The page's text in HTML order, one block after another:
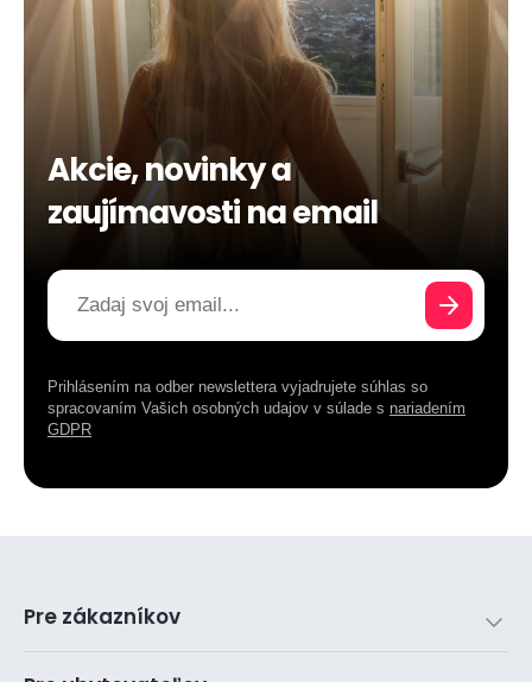
Akcie, novinky a
zaujímavosti na email
Prihlásením na odber newslettera vyjadrujete súhlas so
spracovaním Vašich osobných udajov v súlade s nariadením
GDPR
Pre zákazníkov